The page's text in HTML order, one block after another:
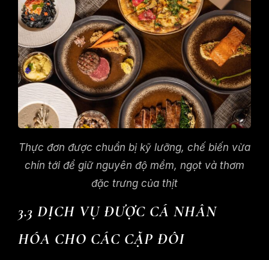
Thực đơn được chuẩn bị kỹ lưỡng, chế biến vừa
chín tới để giữ nguyên độ mềm, ngọt và thơm
đặc trưng của thịt
3.3 DỊCH VỤ ĐƯỢC CÁ NHÂN
HÓA CHO CÁC CẶP ĐÔI